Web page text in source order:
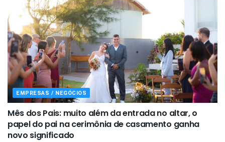
EMPRESAS / NEGÓCIOS
Mês dos Pais: muito além da entrada no altar, o
papel do pai na cerimônia de casamento ganha
novo significado